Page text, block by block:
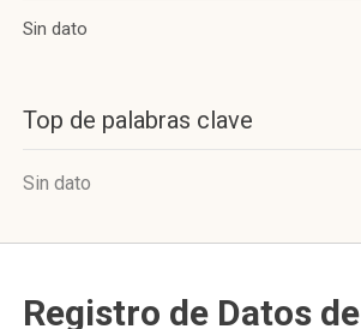
Sin dato
Top de palabras clave
Sin dato
Registro de Datos de